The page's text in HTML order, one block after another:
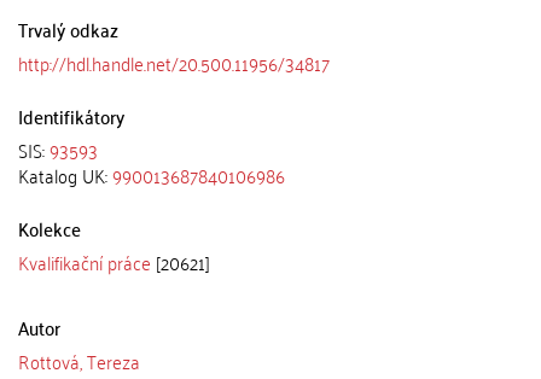
Trvalý odkaz
http://hdl.handle.net/20.500.11956/34817
Identifikátory
SIS:93593
Katalog UK:990013687840106986
Kolekce
Kvalifikační práce [20621]
Autor
Rottová, Tereza